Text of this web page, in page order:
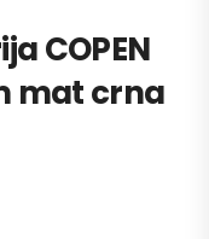
COPEN
mat crna